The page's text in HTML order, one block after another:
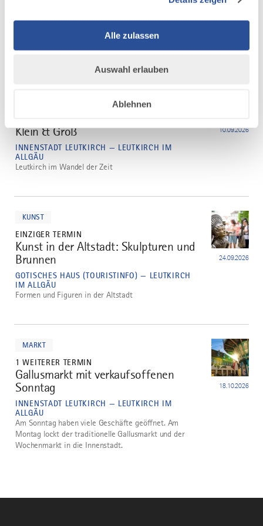
Alle zulassen
Auswahl erlauben
Ablehnen
INNENSTADT LEUTKIRCH — LEUTKIRCH IM
Historischer Rundgang durch Leutkirch
Klein & Groß
INNENSTADT LEUTKIRCH — LEUTKIRCH IM
ALLGÄU
10.09.2026
Leutkirch im Wandel der Zeit
KUNST
EINZIGER TERMIN
4
Kunst in der Altstadt: Skulpturen und
Brunnen
GOTISCHES HAUS (TOURISTINFO) — LEUTKIRCH
IM ALLGÄU
24.09.2026
Formen und Figuren in der Altstadt
MARKT
1 WEITERER TERMIN
5
Gallusmarkt mit verkaufsoffenen
Sonntag
INNENSTADT LEUTKIRCH — LEUTKIRCH IM
ALLGÄU
18.10.2026
Am Sonntag haben viele Geschäfte geöffnet. Am
Montag lockt der traditionelle Gallusmarkt und der
Wochenmarkt in die Innenstadt.